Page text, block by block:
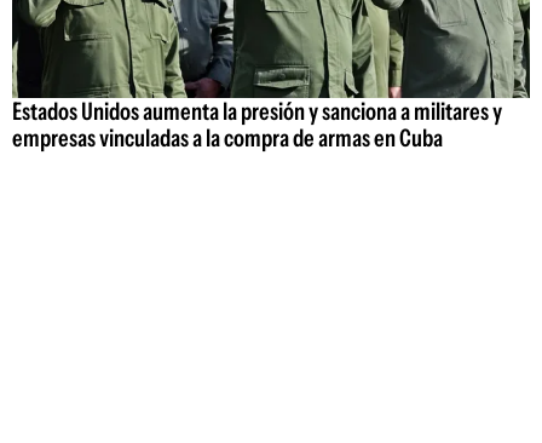
Estados Unidos aumenta la presión y sanciona a militares y
empresas vinculadas a la compra de armas en Cuba